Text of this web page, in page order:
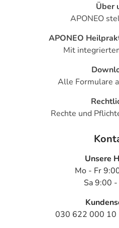
Über
APONEO
APONEO
Mit
Alle Formulare
Rechte und
Unsere
Mo - Fr
Sa 9:00
030 622 000 10